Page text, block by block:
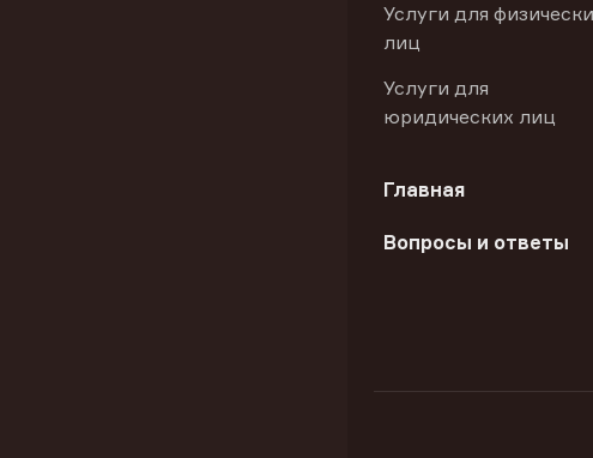
Услуги для
лиц
Услуги для
юридических лиц
Главная
Вопросы и ответы